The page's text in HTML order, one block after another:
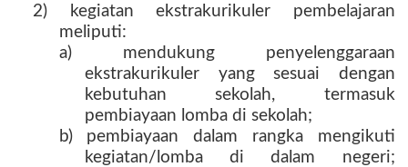
2) kegiatan ekstrakurikuler pembelajaran
meliputi:
a) mendukung penyelenggaraan
ekstrakurikuler yang sesuai dengan
kebutuhan sekolah, termasuk
pembiayaan lomba di sekolah;
b) pembiayaan dalam rangka mengikuti
kegiatan/lomba di dalam negeri;